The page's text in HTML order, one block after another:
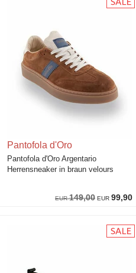
EUR149,00 EUR 99,90
Pantofola d'Oro
Pantofola d'Oro Argentario
Herrensneaker in braun velours